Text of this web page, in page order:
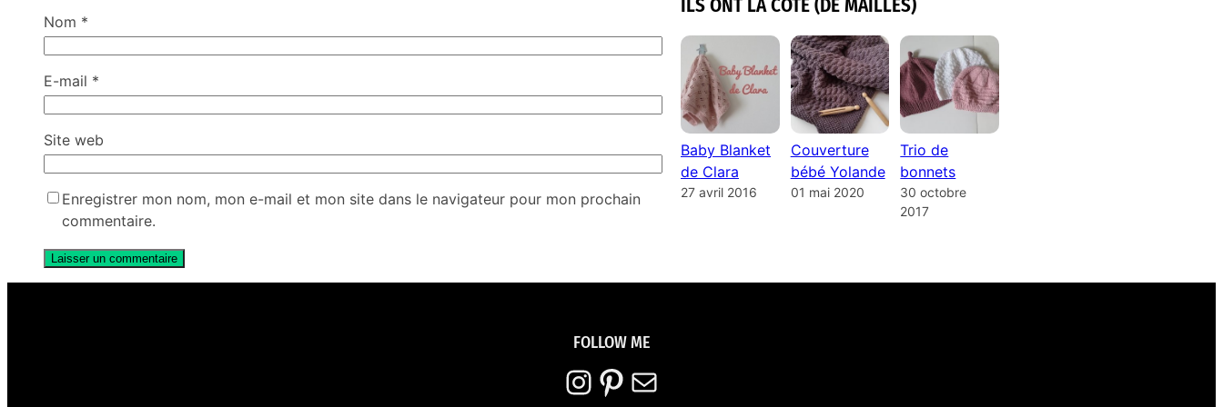
Nom *
E-mail *
Site web
Enregistrer mon nom, mon e-mail et mon site dans le navigateur pour mon prochain
commentaire.
ILS ONT LA COTE (DE MAILLES)
Baby Blanket
de Clara
27 avril 2016
Couverture
bébé Yolande
01 mai 2020
Trio de
bonnets
30 octobre
2017
FOLLOW ME
Instagram Pinterest E-mail